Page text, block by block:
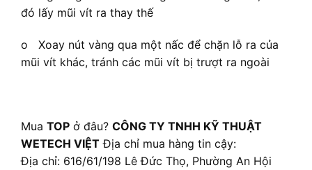
đó lấy mũi vít ra thay thế
o Xoay nút vàng qua một nấc để chặn lỗ ra của
mũi vít khác, tránh các mũi vít bị trượt ra ngoài
Mua TOP ở đâu? CÔNG TY TNHH KỸ THUẬT
WETECH VIỆT Địa chỉ mua hàng tin cậy:
Địa chỉ: 616/61/198 Lê Đức Thọ, Phường An Hội